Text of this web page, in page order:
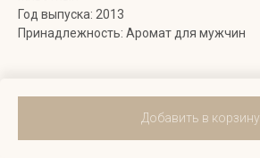
Добавить в корзину
Год выпуска: 2013
Принадлежность: Аромат для мужчин